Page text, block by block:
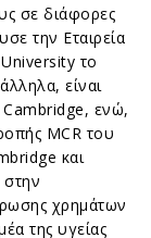
σε διάφορες
την Εταιρεία
το
είναι
Cambridge, ενώ,
MCR του
και
χρημάτων
της υγείας